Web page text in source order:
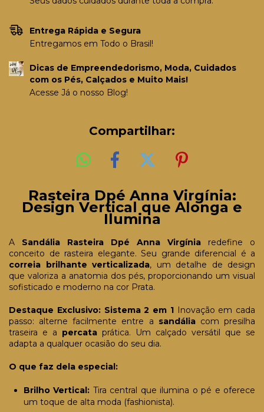
Entrega Rápida e Segura
Entregamos em Todo o Brasil!
Dicas de Empreendedorismo, Moda, Cuidados
com os Pés, Calçados e Muito Mais!
Acesse Já o nosso Blog!
Compartilhar:
Rasteira Dpé Anna Virgínia:
Design Vertical que Alonga e
Ilumina
A Sandália Rasteira Dpé Anna Virgínia redefine o
conceito de rasteira elegante. Seu grande diferencial é a
correia brilhante verticalizada, um detalhe de design
que valoriza a anatomia dos pés, proporcionando um visual
sofisticado e moderno na cor Prata.
Destaque Exclusivo: Sistema 2 em 1Inovação em cada
passo: alterne facilmente entre a sandáliacom presilha
traseira e a percata prática. Um calçado versátil que se
adapta a qualquer ocasião do seu dia.
O que faz dela especial:
Brilho Vertical: Tira central que ilumina o pé e oferece
um toque de alta moda (fashionista).